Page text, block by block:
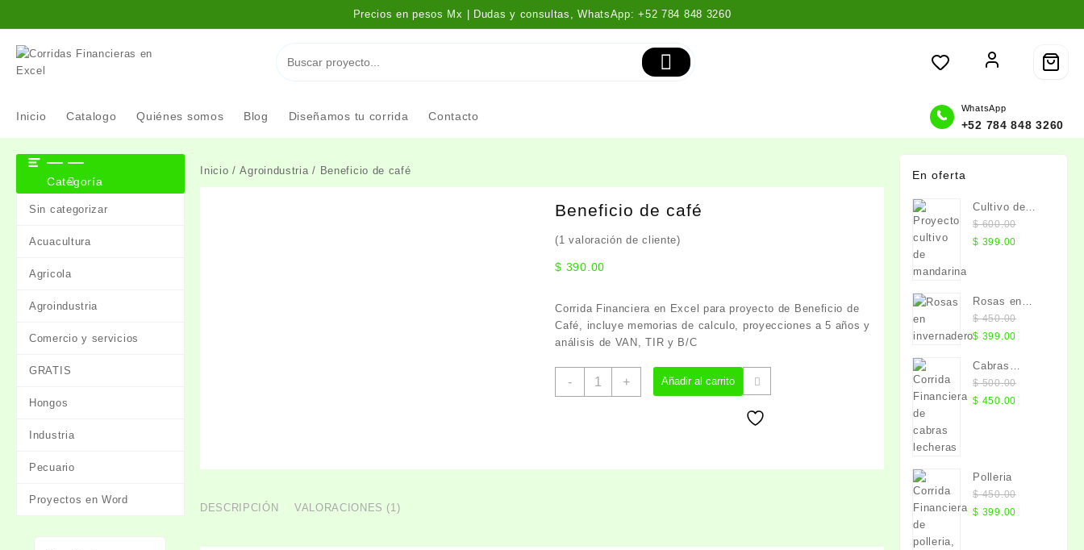
Precios en pesos Mx | Dudas y consultas, WhatsApp: +52 784 848 3260
Inicio Catalogo Quiénes somos Blog Diseñamos tu corrida Contacto
WhatsApp
+52 784 848 3260
Categoría
Sin categorizar
Acuacultura
Agricola
Agroindustria
Comercio y servicios
GRATIS
Hongos
Industria
Pecuario
Proyectos en Word
Inicio /Agroindustria/ Beneficio de café
Beneficio de café
(1 valoración de cliente)
$ 390.00
Corrida Financiera en Excel para proyecto de Beneficio de
Café, incluye memorias de calculo, proyecciones a 5 años y
análisis de VAN, TIR y B/C
-
Beneficio+ Añadir al carrito
DESCRIPCIÓN VALORACIONES (1)
En oferta
Cultivo de
Mandarina
$600.00
El
$ 600.00.
$ 399.00El
$ 399.00.
Rosas en
invernadero
$450.00
El
original
era:
$ 450.00.
$ 399.00El
actual
es:
$ 399.00.
Cabras
lecheras
$500.00
El
$ 450.00El
Polleria
$450.00
El
$ 399.00El